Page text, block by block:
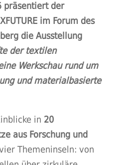
präsentiert der
im Forum des
die Ausstellung
der textilen
Werkschau rund um
und materialbasierte
in 20
aus Forschung und
Themeninseln: von